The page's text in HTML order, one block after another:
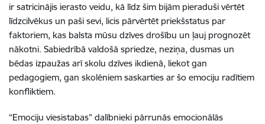
ir satricinājis ierasto veidu, kā līdz šim bijām pieraduši vērtēt
līdzcilvēkus un paši sevi, licis pārvērtēt priekšstatus par
faktoriem, kas balsta mūsu dzīves drošību un ļauj prognozēt
nākotni. Sabiedrībā valdošā spriedze, neziņa, dusmas un
bēdas izpaužas arī skolu dzīves ikdienā, liekot gan
pedagogiem, gan skolēniem saskarties ar šo emociju radītiem
konfliktiem.
“Emociju viesistabas” dalībnieki pārrunās emocionālās